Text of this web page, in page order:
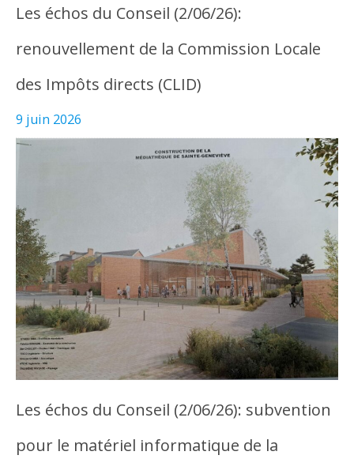
Les échos du Conseil (2/06/26):
renouvellement de la Commission Locale
des Impôts directs (CLID)
9 juin 2026
Les échos du Conseil (2/06/26): subvention
pour le matériel informatique de la